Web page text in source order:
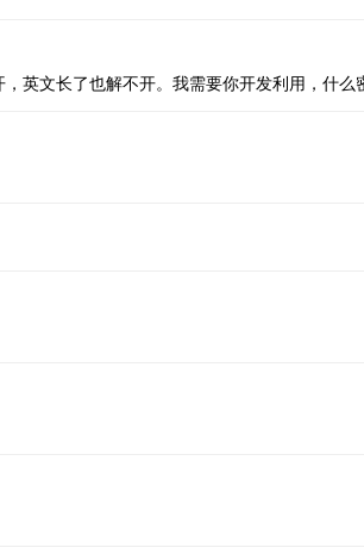
英文长了也解不开。我需要你开发利用，什么